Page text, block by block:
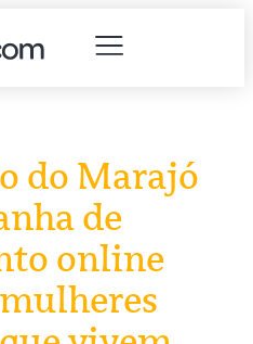
do Marajó
de
online